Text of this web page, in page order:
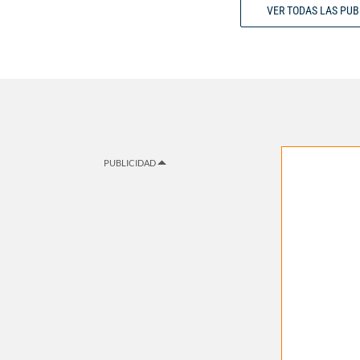
VER TODAS LAS
PUBLICIDAD